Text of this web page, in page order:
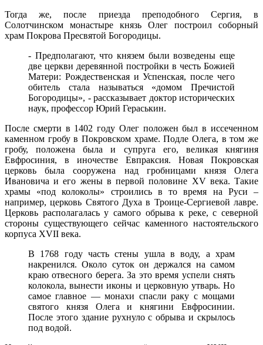
Тогда же, после приезда преподобного Сергия, в
Солотчинском монастыре князь Олег построил соборный
храм Покрова Пресвятой Богородицы.
- Предполагают, что князем были возведены еще
две церкви деревянной постройки в честь Божией
Матери: Рождественская и Успенская, после чего
обитель стала называться «домом Пречистой
Богородицы», - рассказывает доктор исторических
наук, профессор Юрий Гераськин.
После смерти в 1402 году Олег положен был в иссеченном
каменном гробу в Покровском храме. Подле Олега, в том же
гробу, положена была и супруга его, великая княгиня
Евфросиния, в иночестве Евпраксия. Новая Покровская
церковь была сооружена над гробницами князя Олега
Ивановича и его жены в первой половине XV века. Такие
храмы «под колоколы» строились в то время на Руси –
например, церковь Святого Духа в Троице-Сергиевой лавре.
Церковь располагалась у самого обрыва к реке, с северной
стороны существующего сейчас каменного настоятельского
корпуса XVII века.
В 1768 году часть стены ушла в воду, а храм
накренился. Около суток он держался на самом
краю отвесного берега. За это время успели снять
колокола, вынести иконы и церковную утварь. Но
самое главное — монахи спасли раку с мощами
святого князя Олега и княгини Евфросинии.
После этого здание рухнуло с обрыва и скрылось
под водой.